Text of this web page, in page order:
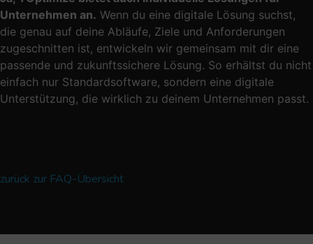
Unternehmen an. Wenn du eine digitale Lösung suchst,
die genau auf deine Abläufe, Ziele und Anforderungen
zugeschnitten ist, entwickeln wir gemeinsam mit dir eine
passende und zukunftssichere Lösung. So erhältst du nicht
einfach nur Standardsoftware, sondern eine digitale
Unterstützung, die wirklich zu deinem Unternehmen passt.
zurück zur FAQ-Übersicht